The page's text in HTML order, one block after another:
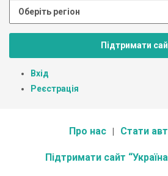
Підтримати
Вхід
Реєстрація
Про нас Стати
Підтримати сайт “Україна